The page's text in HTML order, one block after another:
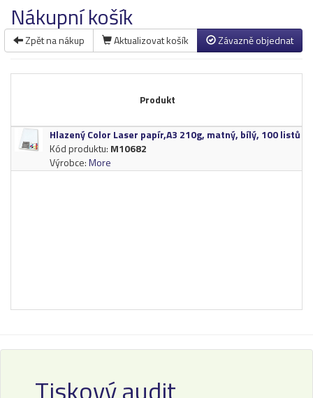
Nákupní košík
Zpět na nákup Aktualizovat košík Závazně objednat
Produkt
Hlazený Color Laser papír,​A3 210g,​ matný,​ bílý,​ 100 listů
Kód produktu: M10682
Výrobce:More